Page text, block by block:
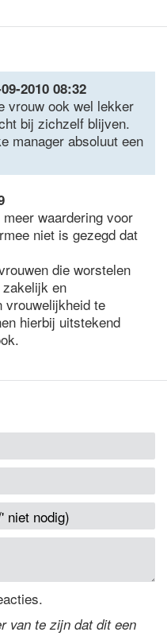
2010 08:32
vrouw ook wel lekker
bij zichzelf blijven.
manager absoluut een
waardering voor
niet is gezegd dat
die worstelen
en
vrouwelijkheid te
hierbij uitstekend
van te zijn dat dit een